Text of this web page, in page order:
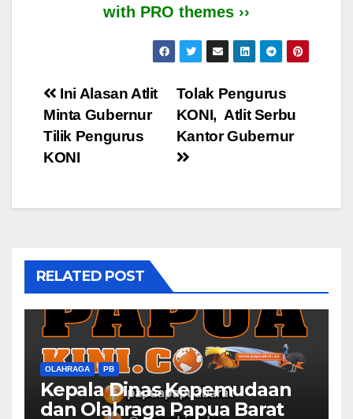
with PRO themes ››
Post
navigation
Tolak Pengurus
KONI, Atlit Serbu
Kantor Gubernur
Ini Alasan Atlit
Minta Gubernur
Tilik Pengurus
KONI
RELATED POST
OLAHRAGA PB
Kepala Dinas Kepemudaan
dan Olahraga Papua Barat